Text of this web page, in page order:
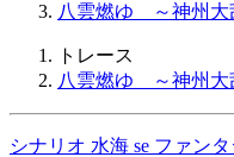
八雲燃ゆ ～神州大
トレース
八雲燃ゆ ～神州大
シナリオ 水海 se ファンタ